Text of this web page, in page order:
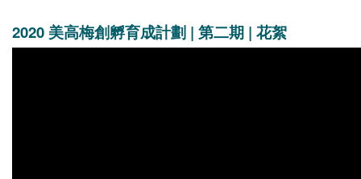
2020 美高梅創孵育成計劃 | 第二期 | 花絮